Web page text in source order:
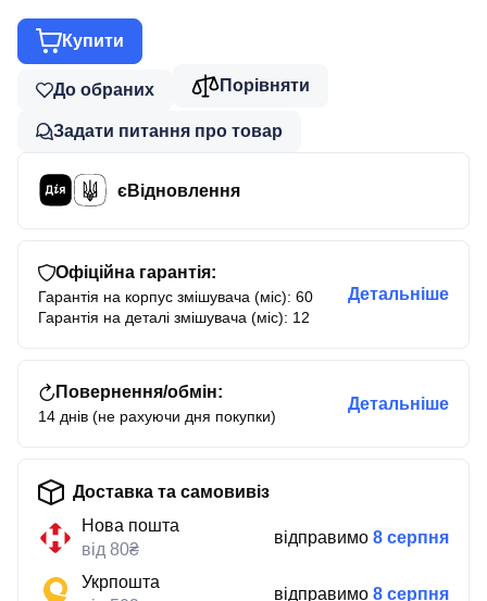
Купити
До обраних Порівняти
Задати питання про товар
єВідновлення
Офіційна гарантія:
Гарантія на корпус змішувача (міс): 60
Гарантія на деталі змішувача (міс): 12
Детальніше
Повернення/обмін:
14 днів (не рахуючи дня покупки)
Детальніше
Доставка та самовивіз
Нова пошта
від 80₴
відправимо 8 серпня
Укрпошта
відправимо 8 серпня